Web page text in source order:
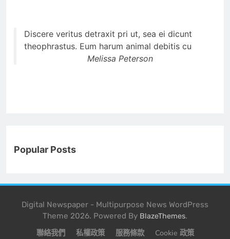
Discere veritus detraxit pri ut, sea ei dicunt
theophrastus. Eum harum animal debitis cu
Melissa Peterson
Popular Posts
Digital Newspaper - Multipurpose News WordPress
Theme 2026. Powered By BlazeThemes.
聯絡我們 私權政策 服務條款
Cookie 政策